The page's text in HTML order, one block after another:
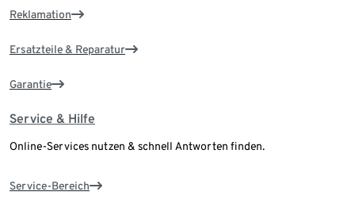
Reklamation
Ersatzteile & Reparatur
Garantie
Service & Hilfe
Online-Services nutzen & schnell Antworten finden.
Service-Bereich